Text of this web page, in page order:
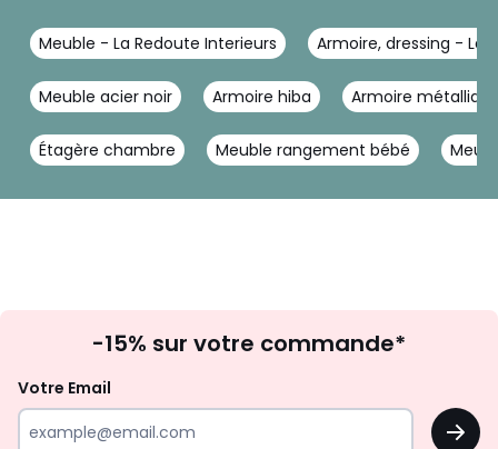
Meuble - La Redoute Interieurs Armoire, dressing - La
Meuble acier noir Armoire hiba Armoire
Étagère chambre Meuble rangement bébé
à
newsletter
-15% sur votre commande*
Votre Email
OK